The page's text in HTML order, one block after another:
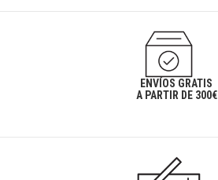
ENVÍOS GRATIS
A PARTIR DE 300€